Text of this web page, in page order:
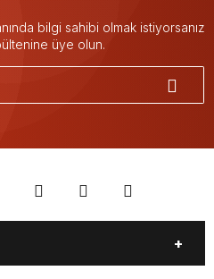
bilgi sahibi olmak istiyorsanız
üye olun.